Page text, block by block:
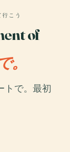
こう
of
トで。最初